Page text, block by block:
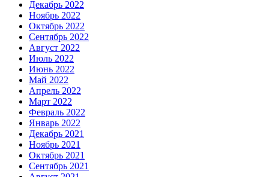
Декабрь 2022
Ноябрь 2022
Октябрь 2022
Сентябрь 2022
Август 2022
Июль 2022
Июнь 2022
Май 2022
Апрель 2022
Март 2022
Февраль 2022
Январь 2022
Декабрь 2021
Ноябрь 2021
Октябрь 2021
Сентябрь 2021